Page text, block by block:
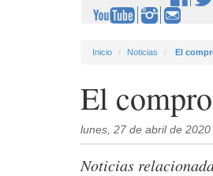
Inicio Noticias El
El
lunes, 27 de abril de 2020
Noticias